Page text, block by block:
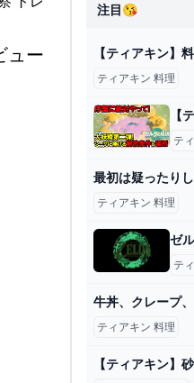
ュー
注目😘
ティアキン 料理
テ
ティアキン 料理
テ
ティアキン 料理